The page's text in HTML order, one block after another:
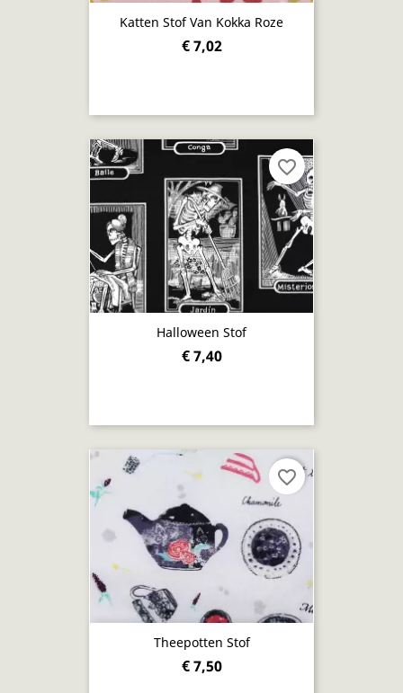
Katten Stof Van Kokka Roze
€ 7,02
Halloween Stof
€ 7,40
favorite_border
Theepotten Stof
€ 7,50
favorite_border